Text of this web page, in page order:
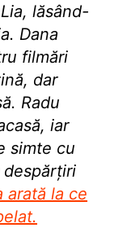
lăsând-
Dana
filmări
dar
Radu
iar
simte cu
arată la ce